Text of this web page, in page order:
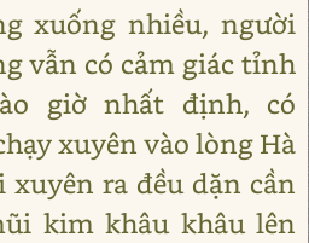
xuống nhiều, người
vẫn có cảm giác tỉnh
giờ nhất định, có
xuyên vào lòng Hà
xuyên ra đều dặn cần
kim khâu khâu lên